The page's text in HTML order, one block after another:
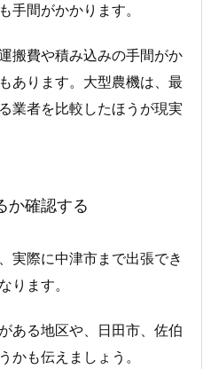
手間がかかります。
搬費や積み込みの手間がか
あります。大型農機は、最
業者を比較したほうが現実
か確認する
実際に中津市まで出張でき
ります。
ある地区や、日田市、佐伯
かも伝えましょう。